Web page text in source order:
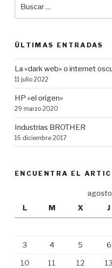
ÚLTIMAS ENTRADAS
La «dark web» o internet
11 julio 2022
HP «el origen»
29 marzo 2020
Industrias BROTHER
16 diciembre 2017
ENCUENTRA EL
L
M X J
3 4 5 6
10 11 12 13